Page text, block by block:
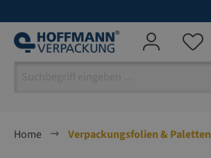
Home
Verpackungsfolien & Paletten